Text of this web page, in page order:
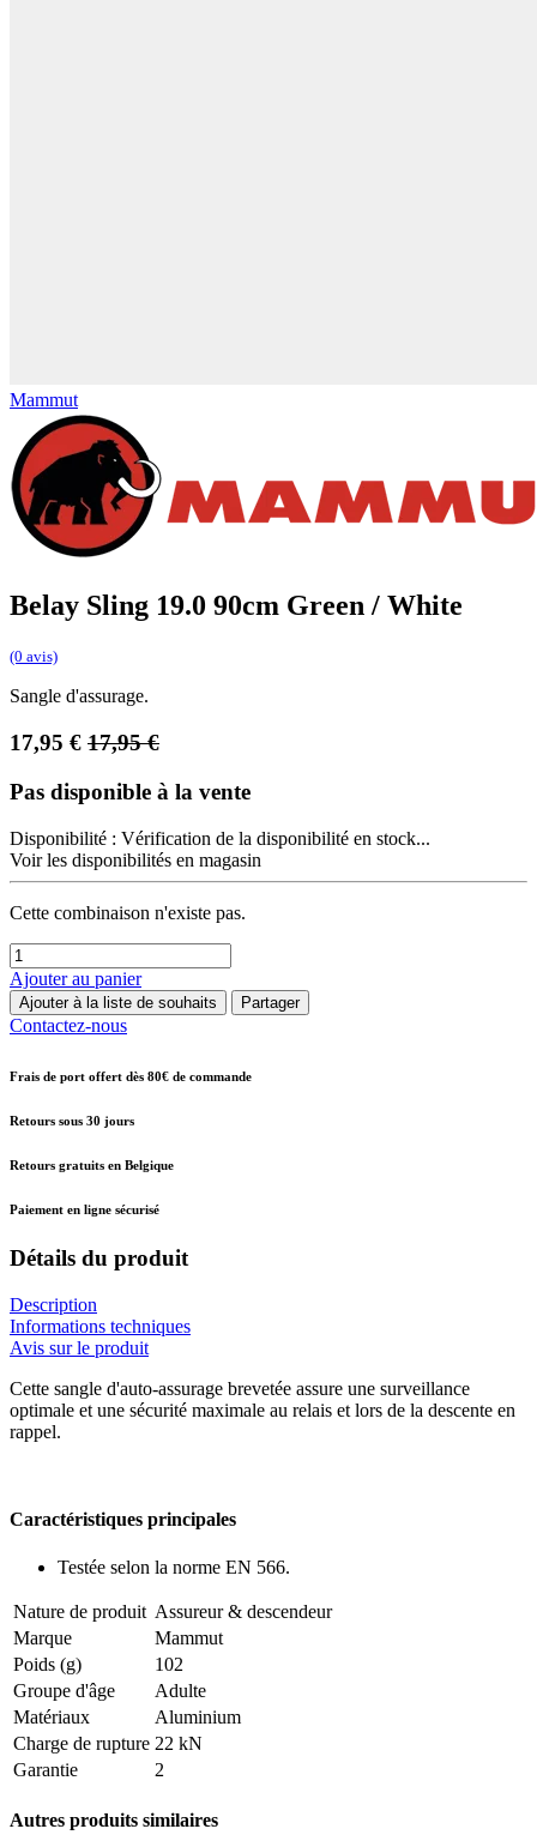
Mammut
Belay Sling 19.0 90cm Green / White
(0 avis)
Sangle d'assurage.
17,95 € 17,95€
Pas disponible à la vente
Disponibilité : Vérification de la disponibilité en stock...
Voir les disponibilités en magasin
Cette combinaison n'existe pas.
Ajouter au panier
Ajouter à la liste de souhaits Partager
Contactez-nous
Frais de port offert dès 80€ de commande
Retours sous 30 jours
Retours gratuits en Belgique
Paiement en ligne sécurisé
Détails du produit
Description
Informations techniques
Avis sur le produit
Cette sangle d'auto-assurage brevetée assure une surveillance
optimale et une sécurité maximale au relais et lors de la descente en
rappel.
Caractéristiques principales
Testée selon la norme EN 566.
Nature de produit Assureur & descendeur
Marque
Mammut
Poids (g)
102
Groupe d'âge
Adulte
Matériaux
Aluminium
Charge de rupture 22 kN
Garantie
2
Autres produits similaires